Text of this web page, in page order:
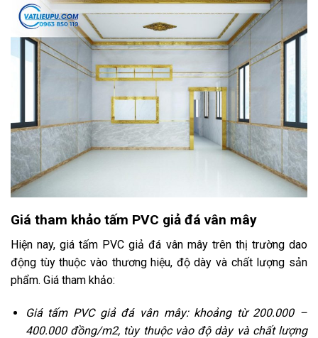
Giá tham khảo tấm PVC giả đá vân mây
Hiện nay, giá tấm PVC giả đá vân mây trên thị trường dao
động tùy thuộc vào thương hiệu, độ dày và chất lượng sản
phẩm. Giá tham khảo:
Giá tấm PVC giả đá vân mây: khoảng từ 200.000 –
400.000 đồng/m2, tùy thuộc vào độ dày và chất lượng